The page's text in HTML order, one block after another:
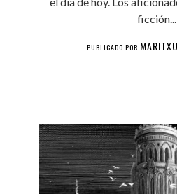
ficción...
PUBLICADO POR